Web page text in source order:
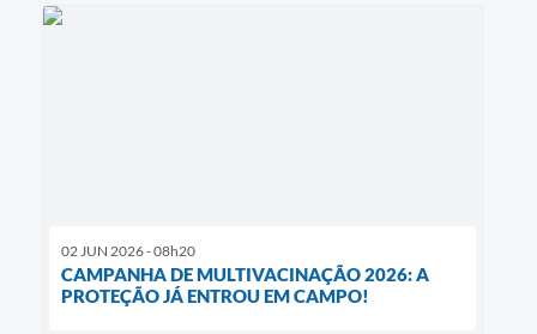
02 JUN 2026 - 08h20
CAMPANHA DE MULTIVACINAÇÃO 2026: A
PROTEÇÃO JÁ ENTROU EM CAMPO!